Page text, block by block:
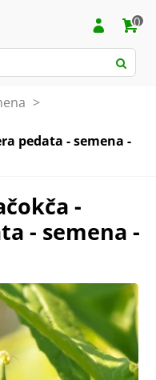
0
>
pedata - semena -
-
- semena -